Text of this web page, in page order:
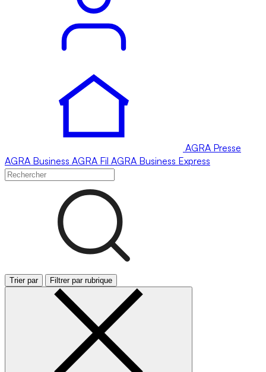
AGRA Presse
AGRA Business AGRA Fil AGRA Business Express
Trier par Filtrer par rubrique